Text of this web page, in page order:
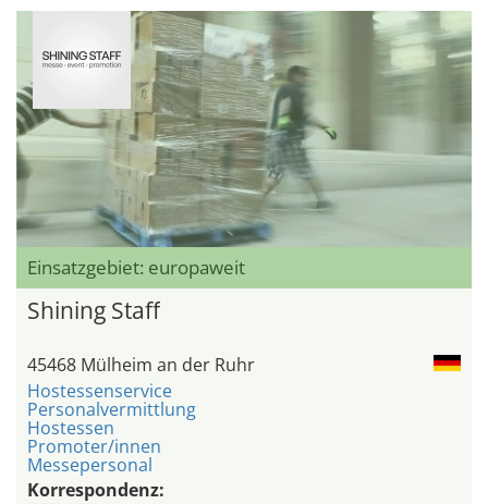
Einsatzgebiet: europaweit
Shining Staff
45468 Mülheim an der Ruhr
Hostessenservice
Personalvermittlung
Hostessen
Promoter/innen
Messepersonal
Korrespondenz: